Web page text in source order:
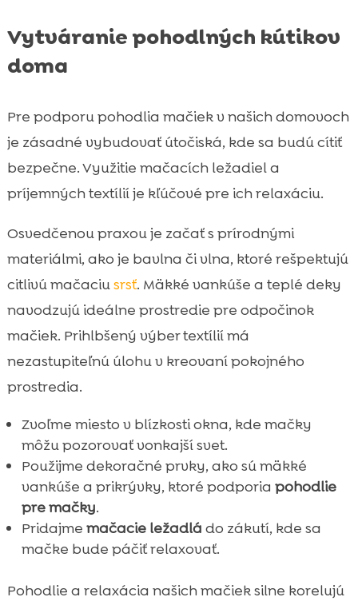
Vytváranie pohodlných kútikov
doma
Pre podporu pohodlia mačiek v našich domovoch
je zásadné vybudovať útočiská, kde sa budú cítiť
bezpečne. Využitie mačacích ležadiel a
príjemných textílií je kľúčové pre ich relaxáciu.
Osvedčenou praxou je začať s prírodnými
materiálmi, ako je bavlna či vlna, ktoré rešpektujú
citlivú mačaciusrsť. Mäkké vankúše a teplé deky
navodzujú ideálne prostredie pre odpočinok
mačiek. Prihlbšený výber textílií má
nezastupiteľnú úlohu v kreovaní pokojného
prostredia.
Zvoľme miesto v blízkosti okna, kde mačky
môžu pozorovať vonkajší svet.
Použijme dekoračné prvky, ako sú mäkké
vankúše a prikrývky, ktoré podporia pohodlie
pre mačky.
Pridajme mačacie ležadlá do zákutí, kde sa
mačke bude páčiť relaxovať.
Pohodlie a relaxácia našich mačiek silne korelujú